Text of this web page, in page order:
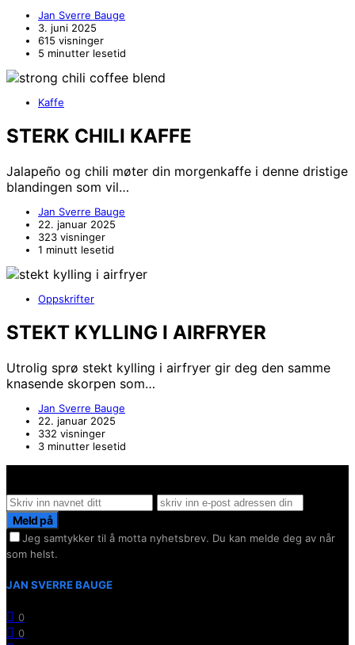
Jan Sverre Bauge
3. juni 2025
615 visninger
5 minutter lesetid
Kaffe
STERK CHILI KAFFE
Jalapeño og chili møter din morgenkaffe i denne dristige
blandingen som vil…
Jan Sverre Bauge
22. januar 2025
323 visninger
1 minutt lesetid
Oppskrifter
STEKT KYLLING I AIRFRYER
Utrolig sprø stekt kylling i airfryer gir deg den samme
knasende skorpen som…
Jan Sverre Bauge
22. januar 2025
332 visninger
3 minutter lesetid
Meld på
Jeg samtykker til å motta nyhetsbrev. Du kan melde deg av når
som helst.
JAN SVERRE BAUGE
0
0